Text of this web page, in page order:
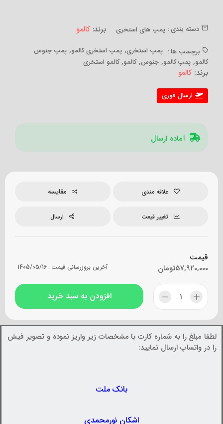
دسته بندی : پمپ های استخری برند:کالمو
برچسب ها : پمپ استخری, پمپ استخری کالمو, پمپ جنوس
کالمو, پمپ کالمو,جنوس, کالمو,کالمو استخری
برند: کالمو
ارسال فوری
آماده ارسال
علاقه مندی مقایسه
تغییر قیمت ارسال
قیمت
تومان57,920,000 آخرین بروزرسانی قیمت :1405/05/16
افزودن به سبد خرید
لطفا مبلغ را به شماره کارت با مشخصات زیر واریز نموده و تصویر فیش
را در واتساپ ارسال نمایید:
بانک ملت
اشکان نورمحمدی